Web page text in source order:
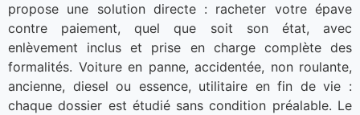
propose une solution directe : racheter votre épave
contre paiement, quel que soit son état, avec
enlèvement inclus et prise en charge complète des
formalités. Voiture en panne, accidentée, non roulante,
ancienne, diesel ou essence, utilitaire en fin de vie :
chaque dossier est étudié sans condition préalable. Le